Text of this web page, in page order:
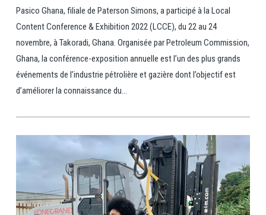
Pasico Ghana, filiale de Paterson Simons, a participé à la Local
Content Conference & Exhibition 2022 (LCCE), du 22 au 24
novembre, à Takoradi, Ghana. Organisée par Petroleum Commission,
Ghana, la conférence-exposition annuelle est l’un des plus grands
événements de l’industrie pétrolière et gazière dont l’objectif est
d’améliorer la connaissance du...